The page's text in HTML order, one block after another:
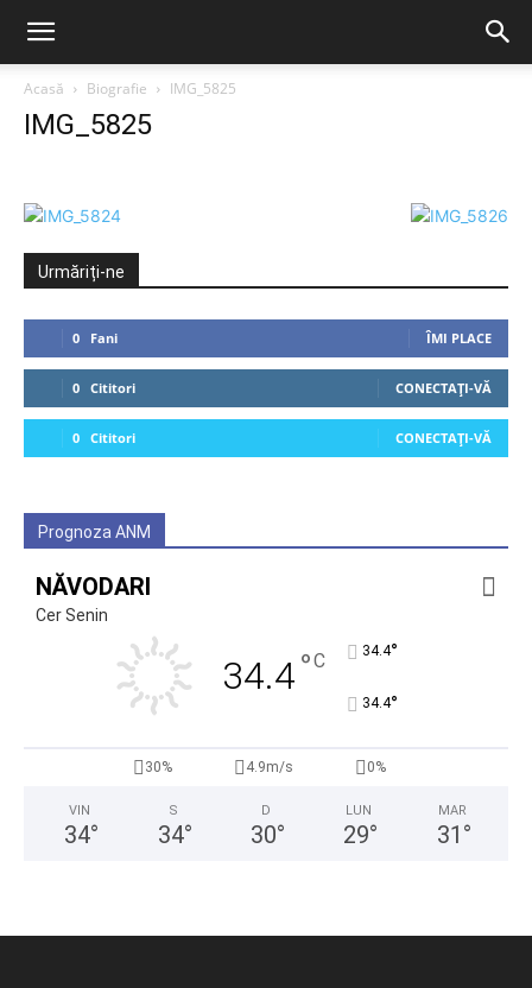
Acasă Biografie IMG_5825
IMG_5825
Urmăriți-ne
0 Fani ÎMI PLACE
0 Cititori CONECTAȚI-VĂ
0 Cititori CONECTAȚI-VĂ
Prognoza ANM
NĂVODARI
Cer Senin
34.4°C 34.4°
34.4°
30% 4.9m/s 0%
VIN
34°
S
34°
D
30°
LUN
29°
MAR
31 °